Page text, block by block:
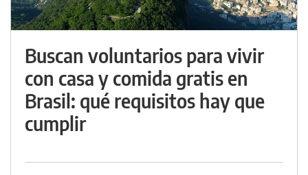
Buscan voluntarios para vivir
con casa y comida gratis en
Brasil: qué requisitos hay que
cumplir